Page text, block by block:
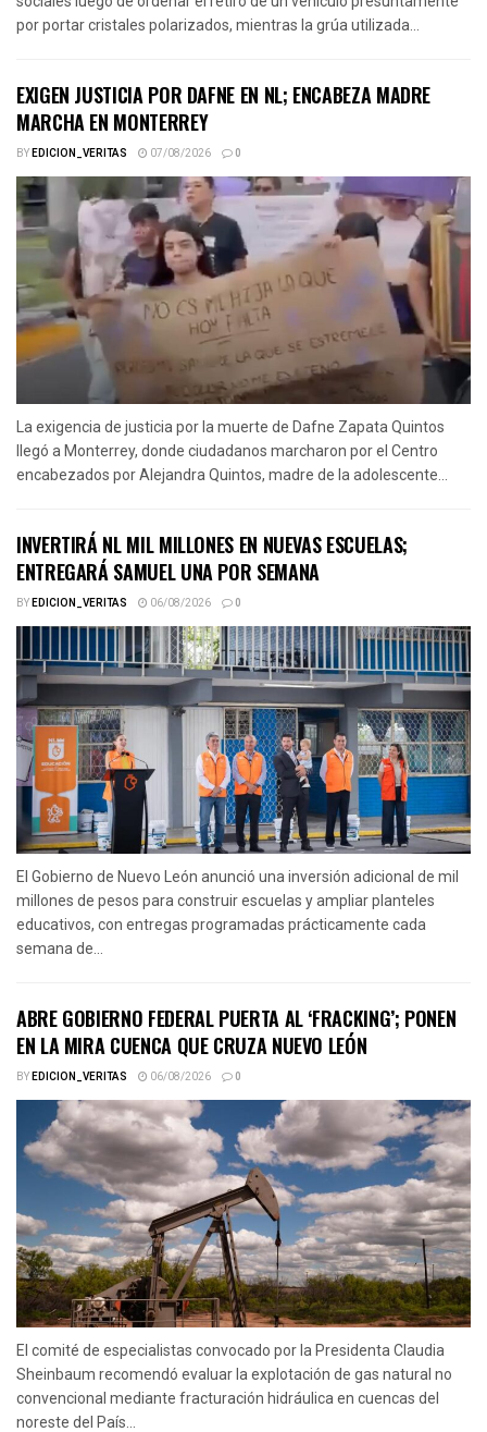
por portar cristales polarizados, mientras la grúa utilizada...
EXIGEN JUSTICIA POR DAFNE EN NL; ENCABEZA MADRE
MARCHA EN MONTERREY
BYEDICION_VERITAS 07/08/2026 0
La exigencia de justicia por la muerte de Dafne Zapata Quintos
llegó a Monterrey, donde ciudadanos marcharon por el Centro
encabezados por Alejandra Quintos, madre de la adolescente...
INVERTIRÁ NL MIL MILLONES EN NUEVAS ESCUELAS;
ENTREGARÁ SAMUEL UNA POR SEMANA
BYEDICION_VERITAS 06/08/2026 0
El Gobierno de Nuevo León anunció una inversión adicional de mil
millones de pesos para construir escuelas y ampliar planteles
educativos, con entregas programadas prácticamente cada
semana de...
ABRE GOBIERNO FEDERAL PUERTA AL ‘FRACKING’; PONEN
EN LA MIRA CUENCA QUE CRUZA NUEVO LEÓN
BYEDICION_VERITAS 06/08/2026 0
El comité de especialistas convocado por la Presidenta Claudia
Sheinbaum recomendó evaluar la explotación de gas natural no
convencional mediante fracturación hidráulica en cuencas del
noreste del País...